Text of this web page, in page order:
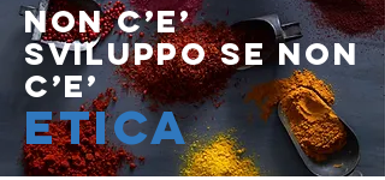
NON C’E’
SVILUPPO SE NON
C’E’
ETICA